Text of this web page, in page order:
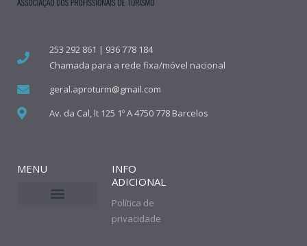
253 292 861 | 936 778 184
Chamada para a rede fixa/móvel nacional
geral.aproturm@gmail.com
Av. da Cal, lt 125 1º A 4750 778 Barcelos
MENU
INFO
ADICIONAL
Política de
privacidade